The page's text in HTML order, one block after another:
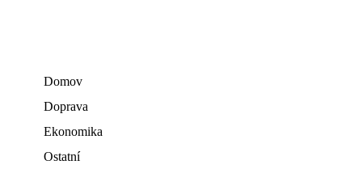
Domov
Doprava
Ekonomika
Ostatní